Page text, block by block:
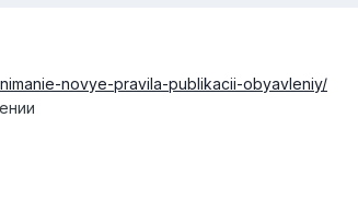
novye-pravila-publikacii-obyavleniy/